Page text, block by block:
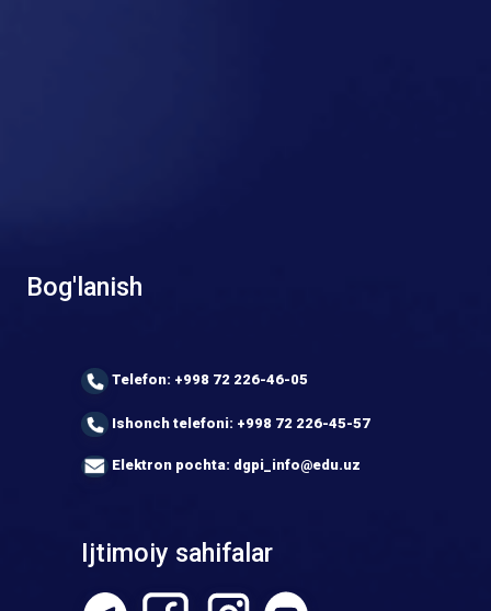
Bog'lanish
Telefon: +998 72 226-46-05
Ishonch telefoni: +998 72 226-45-57
Elektron pochta: dgpi_info@edu.uz
Ijtimoiy sahifalar